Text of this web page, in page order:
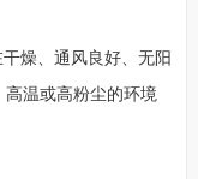
燥、通风良好、无阳
温或高粉尘的环境